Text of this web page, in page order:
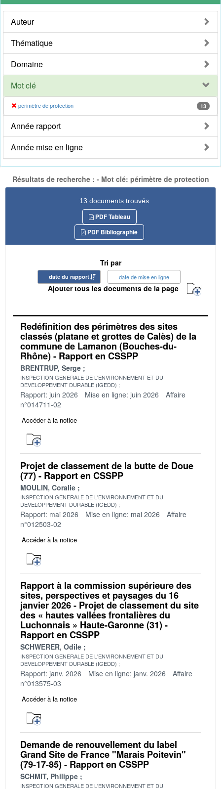
Auteur
Thématique
Domaine
Mot clé
périmètre de protection 13
Année rapport
Année mise en ligne
Résultats de recherche : - Mot clé: périmètre de protection
13 documents trouvés
PDF Tableau
PDF Bibliographie
Tri par
date du rapport date de mise en ligne
Ajouter tous les documents de la page
Redéfinition des périmètres des sites
classés (platane et grottes de Calès) de la
commune de Lamanon (Bouches-du-
Rhône) - Rapport en CSSPP
BRENTRUP, Serge
INSPECTION GENERALE DE L'ENVIRONNEMENT ET DU
DEVELOPPEMENT DURABLE (IGEDD)
Rapport: juin 2026 Mise en ligne: juin 2026
Affaire
n°014711-02
Accéder à la notice
Projet de classement de la butte de Doue
(77) - Rapport en CSSPP
MOULIN, Coralie
INSPECTION GENERALE DE L'ENVIRONNEMENT ET DU
DEVELOPPEMENT DURABLE (IGEDD)
Rapport: mai 2026 Mise en ligne: mai 2026
Affaire
n°012503-02
Accéder à la notice
Rapport à la commission supérieure des
sites, perspectives et paysages du 16
janvier 2026 - Projet de classement du site
des « hautes vallées frontalières du
Luchonnais » Haute-Garonne (31) -
Rapport en CSSPP
SCHWERER, Odile
INSPECTION GENERALE DE L'ENVIRONNEMENT ET DU
DEVELOPPEMENT DURABLE (IGEDD)
Rapport: janv. 2026 Mise en ligne: janv. 2026
Affaire
n°013575-03
Accéder à la notice
Demande de renouvellement du label
Grand Site de France "Marais Poitevin"
(79-17-85) - Rapport en CSSPP
SCHMIT, Philippe
INSPECTION GENERALE DE L'ENVIRONNEMENT ET DU